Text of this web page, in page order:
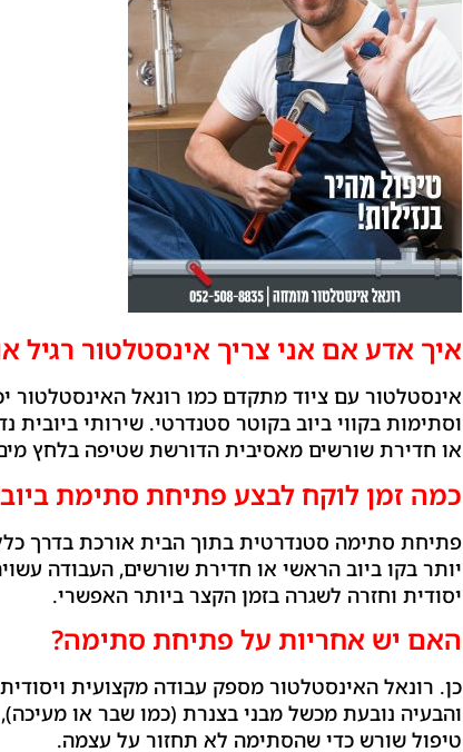
איך אדע אם אני צריך אינסטלטור רגיל
אינסטלטור עם ציוד מתקדם כמו רונאל האינסטלטור
וסתימות בקווי ביוב בקוטר סטנדרטי. שירותי
או חדירת שורשים מאסיבית הדורשת שטיפה בלחץ
כמה זמן לוקח לבצע פתיחת סתימת
יותר בקו ביוב הראשי או חדירת שורשים, העבודה
יסודית וחזרה לשגרה בזמן הקצר ביותר האפשרי.
האם יש אחריות על פתיחת סתימה?
כן. רונאל האינסטלטור מספק עבודה מקצועית
והבעיה נובעת מכשל מבני בצנרת (כמו שבר או
טיפול שורש כדי שהסתימה לא תחזור על עצמה.